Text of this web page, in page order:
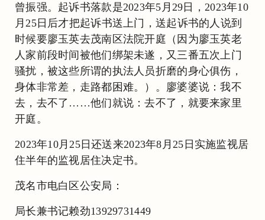
曾振强。起诉书落款是2023年5月29日，2023年10
月25日后才把起诉书送上门，送起诉书的人说到
时候要廖玉英去茂南区法院开庭（因为廖玉英老
人家前段时间被他们绑架未遂，又三番五次上门
骚扰，被这些所谓的执法人员折磨的身心俱伤，
身体非常差，走路都困难。）。廖婆婆说：我不
去，去不了……他们就说：去不了，就要来家里
开庭。
2023年10月25日还送来2023年8月25日实施监视居
住半年的监视居住决定书。
茂名市电白区公安局：
局长兼书记赖劲13929731449